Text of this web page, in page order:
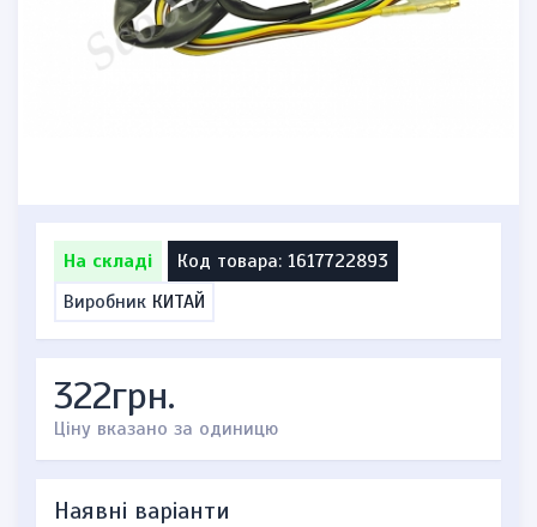
На складі
Код товара: 1617722893
Виробник КИТАЙ
322грн.
Ціну вказано за одиницю
Наявні варіанти